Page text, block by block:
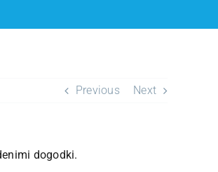
Previous Next
dogodki.